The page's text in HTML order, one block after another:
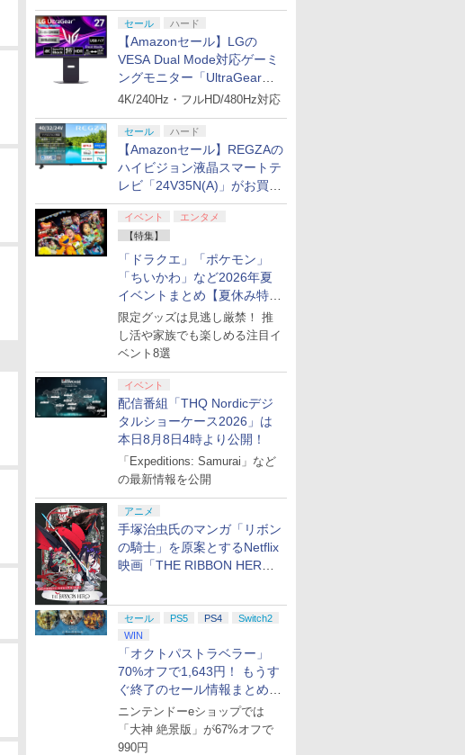
Showcase 2026」まとめ
セール ハード
【Amazonセール】LGの
VESA Dual Mode対応ゲーミ
ングモニター「UltraGear
27G850A-B」がお買い得！
4K/240Hz・フルHD/480Hz対応
セール ハード
【Amazonセール】REGZAの
ハイビジョン液晶スマートテ
レビ「24V35N(A)」がお買い
得！
イベント
エンタメ
【特集】
「ドラクエ」「ポケモン」
「ちいかわ」など2026年夏
イベントまとめ【夏休み特
集】
限定グッズは見逃し厳禁！ 推
し活や家族でも楽しめる注目イ
ベント8選
イベント
配信番組「THQ Nordicデジ
タルショーケース2026」は
本日8月8日4時より公開！
「Expeditions: Samurai」など
の最新情報を公開
アニメ
手塚治虫氏のマンガ「リボン
の騎士」を原案とするNetflix
映画「THE RIBBON HERO
セール PS5 PS4
Switch2
WIN
「オクトパストラベラー」
70%オフで1,643円！ もうす
ぐ終了のセール情報まとめ
【8月8日更新】
ニンテンドーeショップでは
「大神 絶景版」が67%オフで
990円